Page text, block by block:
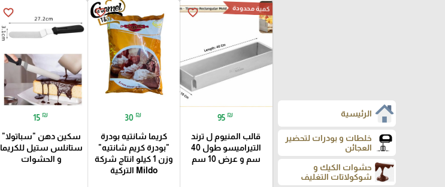
الرئيسية
خلطات و بودرات لتحضير
العجائن
حشوات الكيك و
شوكولاتات التغليف
favorite_border كمية محدودة
95 ₪
قالب المنيوم ل ترند
التيراميسو طول 40
سم و عرض 10 سم
favorite_border
30 ₪
كريما شانتيه بودرة
"بودرة كريم شانتيه"
وزن 1 كيلو انتاج شركة
Mildo التركية
favorite_border
15 ₪
سكين دهن "سباتولا"
ستانلس ستيل للكريما
و الحشوات